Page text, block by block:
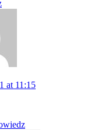
at 11:15